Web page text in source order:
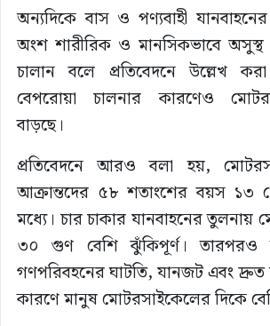
অন্যদিকে বাস ও পণ্যবাহী
অংশ শারীরিক ও মানসিকভাবে অসুস্থ
চালান বলে প্রতিবেদনে উল্লেখ
বেপরোয়া চালনার কারণেও
বাড়ছে।
প্রতিবেদনে আরও বলা হয়,
আক্রান্তদের ৫৮ শতাংশের বয়স ১৩
মধ্যে। চার চাকার যানবাহনের তুলনায়
৩০ গুণ বেশি ঝুঁকিপূর্ণ। তারপরও
গণপরিবহনের ঘাটতি, যানজট এবং দ্রুত
কারণে মানুষ মোটরসাইকেলের দিকে